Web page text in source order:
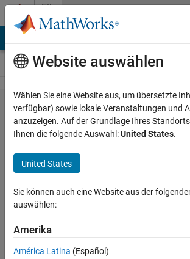
Weiter zum Inhalt
File
Exchange
Kagan
angle
Calculate KAGAN ANGLE
source mechanisms
Version 1.0.0
183 Downloads
Website auswählen
Wählen Sie eine Website aus, um übersetzte
verfügbar) sowie lokale Veranstaltungen und
anzuzeigen. Auf der Grundlage Ihres
Ihnen die folgende Auswahl:United States.
United States
Sie können auch eine Website aus der
auswählen:
Amerika
América Latina (Español)